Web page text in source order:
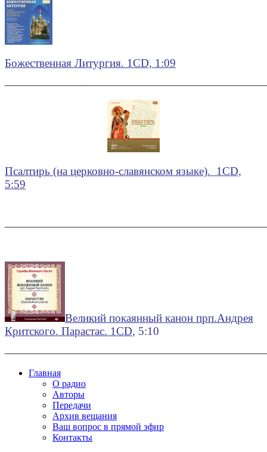
Божественная Литургия. 1CD, 1:09
Псалтирь (на церковно-славянском языке). 1CD,
5:59
Великий покаянный канон прп.Андрея
Критского. Парастас. 1CD, 5:10
Главная
О радио
Авторы
Передачи
Архив вещания
Ваш вопрос в прямой эфир
Контакты